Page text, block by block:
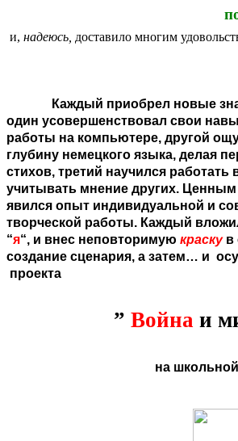
и, надеюсь, доставило многим
Каждый приобрел новые
один усовершенствовал свои
работы на компьютере, другой
глубину немецкого языка, делая
стихов, третий научился работать
учитывать мнение других.
явился опыт индивидуальной и
творческой работы. Каждый
“я“, и внес неповторимую краскув
создание сценария, а затем… и
проекта
” Война и
на школьной